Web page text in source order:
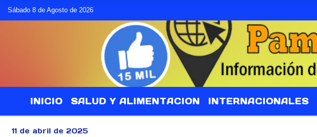
Sábado 8 de Agosto de 2026
INICIO SALUD Y ALIMENTACION INTERNACIONALES
11 de abril de 2025